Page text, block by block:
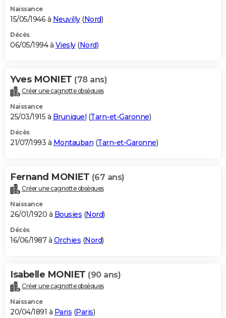
Naissance
15/05/1946 à Neuvilly(Nord)
Décès
06/05/1994 à Viesly(Nord)
Yves MONIET (78 ans)
Créer une cagnotte obsèques
Naissance
25/03/1915 à Bruniquel (Tarn-et-Garonne)
Décès
21/07/1993 à Montauban (Tarn-et-Garonne)
Fernand MONIET (67 ans)
Créer une cagnotte obsèques
Naissance
26/01/1920 à Bousies (Nord)
Décès
16/06/1987 à Orchies (Nord)
Isabelle MONIET (90 ans)
Créer une cagnotte obsèques
Naissance
20/04/1891 à Paris (Paris)